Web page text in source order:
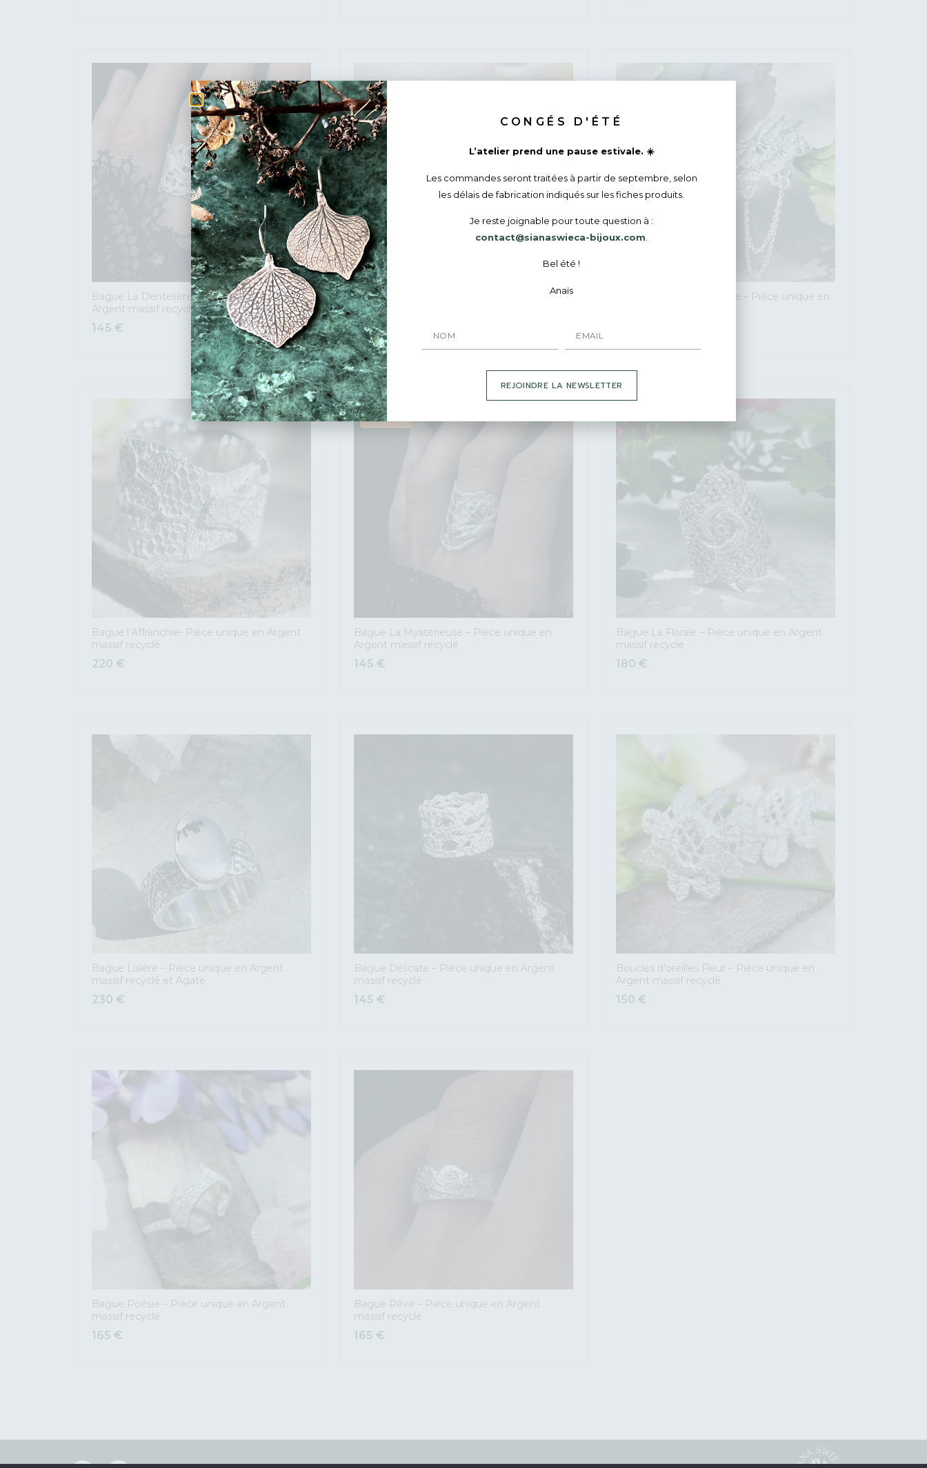
Bague La Dentelière – Pièce unique en
Argent massif recyclé
145 €
Bague Ancrage – Pièce unique en Argent
massif recyclé et Agate
230€
Boucles d’oreilles Couture – Pièce unique en
Bague l’Affranchie- Pièce unique en Argent
massif recyclé
220 €
Bague La Mystérieuse – Pièce unique en
Argent massif recyclé
145 €
ÉPUISÉ
Bague La Florale – Pièce unique en Argent
massif recyclé
180 €
Bague Lisière – Pièce unique en Argent
massif recyclé et Agate
230 €
Bague Délicate – Pièce unique en Argent
massif recyclé
145 €
Boucles d’oreilles Fleur – Pièce unique en
Argent massif recyclé
150 €
Bague Poésie – Pièce unique en Argent
massif recyclé
165 €
Bague Rêve – Pièce unique en Argent
massif recyclé
165 €
CONGÉS D'ÉTÉ
L’atelier prend une pause estivale. ☀️
Les commandes seront traitées à partir de septembre, selon
les délais de fabrication indiqués sur les fiches produits.
Je reste joignable pour toute question à :
contact@sianaswieca-bijoux.com
Bel été !
Anaïs
REJOINDRE LA NEWSLETTER